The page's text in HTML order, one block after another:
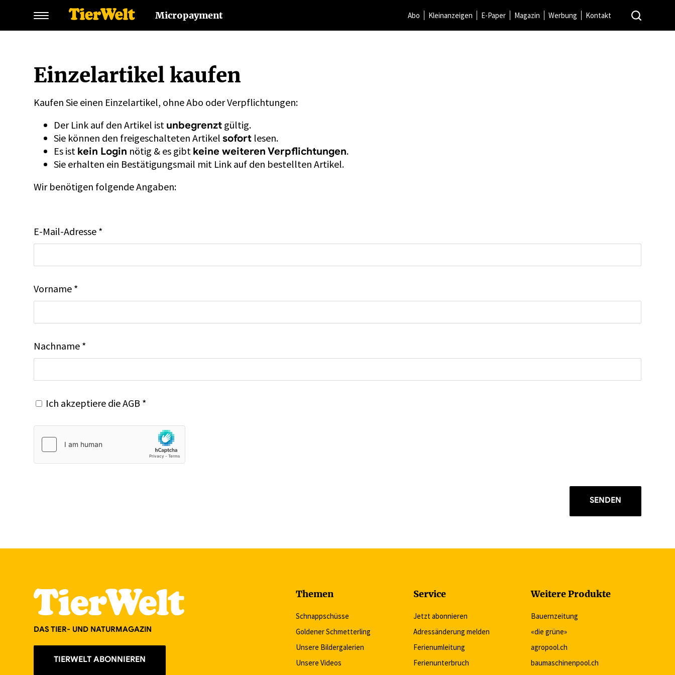
Micropayment Abo Kleinanzeigen E-Paper Magazin Werbung Kontakt
Einzelartikel kaufen
Kaufen Sie einen Einzelartikel, ohne Abo oder Verpflichtungen:
Der Link auf den Artikel ist unbegrenzt gültig.
Sie können den freigeschalteten Artikelsofort lesen.
Es ist kein Login nötig & es gibt keine weiteren Verpflichtungen.
Sie erhalten ein Bestätigungsmail mit Link auf den bestellten Artikel.
Wir benötigen folgende Angaben:
E-Mail-Adresse *
Vorname *
Nachname *
Ich akzeptiere dieAGB *
SENDEN
DAS TIER- UND NATURMAGAZIN
TIERWELT ABONNIEREN
Themen
Schnappschüsse
Goldener Schmetterling
Unsere Bildergalerien
Unsere Videos
Service
Jetzt abonnieren
Adressänderung melden
Ferienumleitung
Ferienunterbruch
Weitere Produkte
Bauernzeitung
«die grüne»
agropool.ch
baumaschinenpool.ch